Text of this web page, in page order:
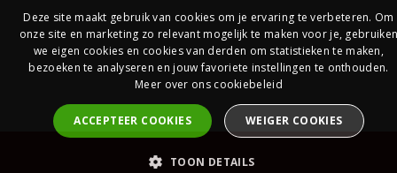
PrijsOfferte
Deze site maakt gebruik van cookies om je ervaring te verbeteren. Om
onze site en marketing zo relevant mogelijk te maken voor je,
we eigen cookies en cookies van derden om statistieken te maken,
bezoeken te analyseren en jouw favoriete instellingen te onthouden.
Meer over ons cookiebeleid
ACCEPTEER COOKIES WEIGER COOKIES
TOON DETAILS